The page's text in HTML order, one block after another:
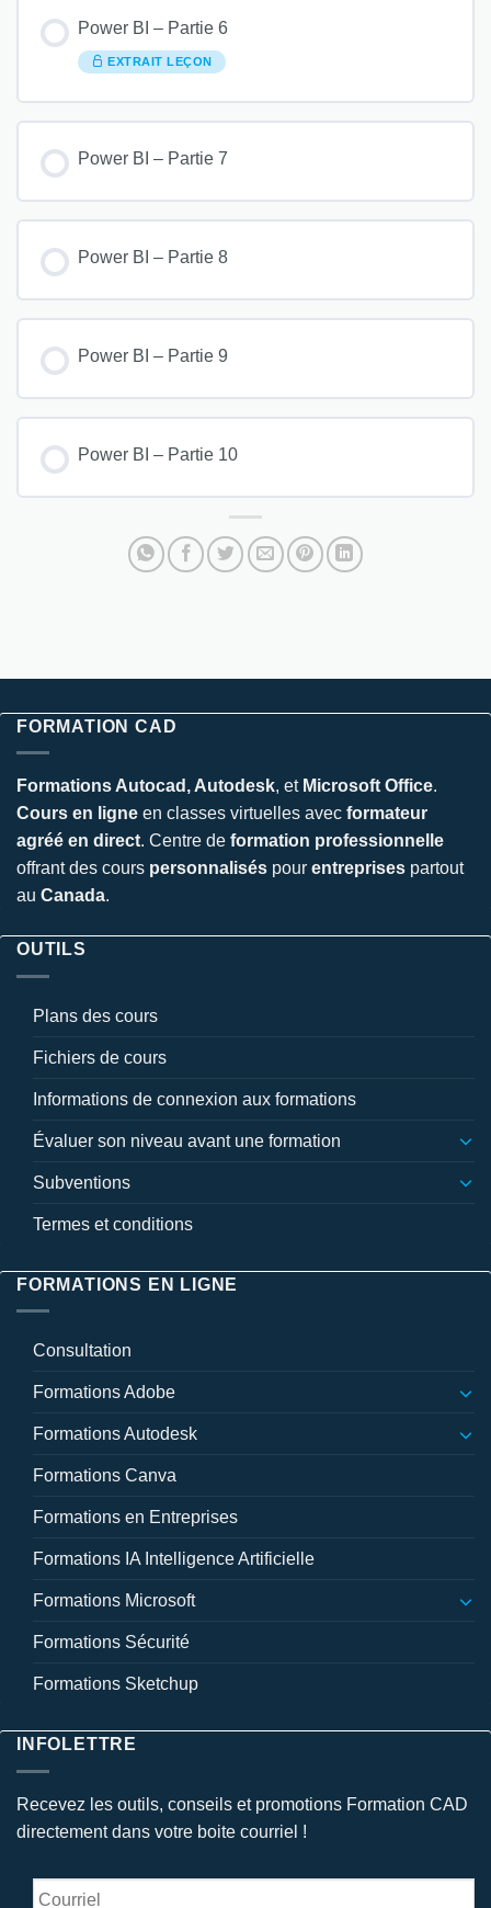
Power BI – Partie 6
EXTRAIT LEÇON
Power BI – Partie 7
Power BI – Partie 8
Power BI – Partie 9
Power BI – Partie 10
FORMATION CAD
Formations Autocad, Autodesk, et Microsoft Office.
Cours en ligne en classes virtuelles avec formateur
agréé en direct. Centre de formation professionnelle
offrant des cours personnalisés pour entreprises partout
au Canada.
OUTILS
Plans des cours
Fichiers de cours
Informations de connexion aux formations
Évaluer son niveau avant une formation
Subventions
Termes et conditions
FORMATIONS EN LIGNE
Consultation
Formations Adobe
Formations Autodesk
Formations Canva
Formations en Entreprises
Formations IA Intelligence Artificielle
Formations Microsoft
Formations Sécurité
Formations Sketchup
INFOLETTRE
Recevez les outils, conseils et promotions Formation CAD
directement dans votre boite courriel !
Courriel *